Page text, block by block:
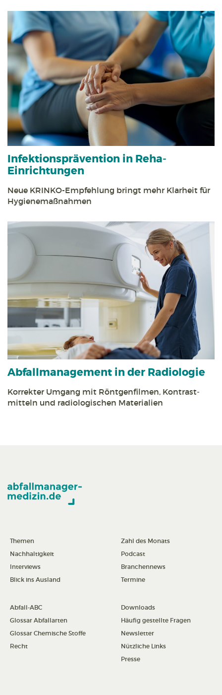
Infektions­prävention in Reha­
Einrichtungen
Neue KRINKO-Empfehlung bringt mehr Klarheit für
Hygiene­maßnahmen
Abfall­management in der Radiologie
Korrekter Umgang mit Röntgen­filmen, Kontrast­
mitteln und radiologischen Materialien
Themen
Nachhaltigkeit
Interviews
Blick ins Ausland
Zahl des Monats
Podcast
Branchennews
Termine
Abfall-ABC
Glossar Abfallarten
Glossar Chemische Stoffe
Recht
Downloads
Häufig gestellte Fragen
Newsletter
Nützliche Links
Presse